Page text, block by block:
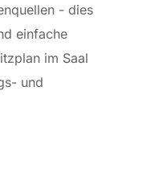
- dies
einfache
im Saal
und